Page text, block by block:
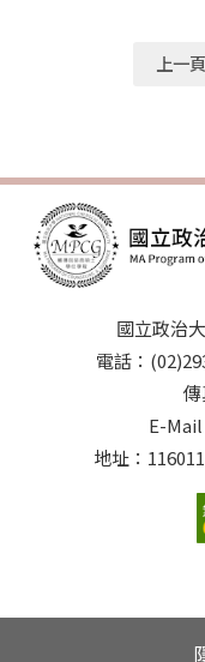
工作生活平衡的環境。 懇請貴所協助轉發本徵才資訊
歡迎對此職缺有興
https://
如有任何疑問，歡
11234（學生諮商中
上一頁
國立政治
電話：
E-
地址：